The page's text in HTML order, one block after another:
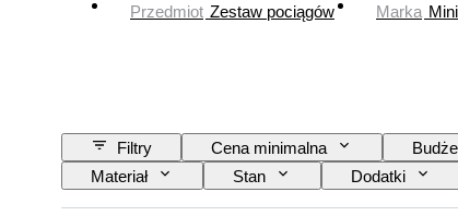
Przedmiot Zestaw pociągów Marka
Filtry Cena minimalna
Materiał
Stan Dodatki
Zasilanie
Przewoźnik kolejowy